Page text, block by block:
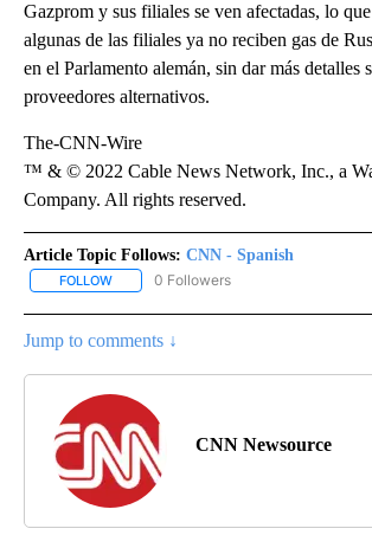
Gazprom y sus filiales se ven afectadas, lo
algunas de las filiales ya no reciben gas de
en el Parlamento alemán, sin dar más detalles
proveedores alternativos.
The-CNN-Wire
™ & © 2022 Cable News Network, Inc., a
Company. All rights reserved.
Article Topic Follows: CNN - Spanish
FOLLOW FOLLOW "CNN - SPANISH" TO RECEIVE
0 Followers
Jump to comments ↓
CNN Newsource